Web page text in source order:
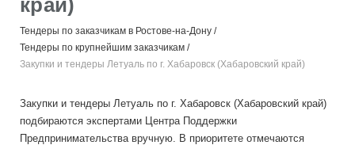
край)
Тендеры по заказчикам в Ростове-на-Дону
Тендеры по крупнейшим заказчикам
Закупки и тендеры Летуаль по г. Хабаровск (Хабаровский край)
Закупки и тендеры Летуаль по г. Хабаровск (Хабаровский край)
подбираются экспертами Центра Поддержки
Предпринимательства вручную. В приоритете отмечаются